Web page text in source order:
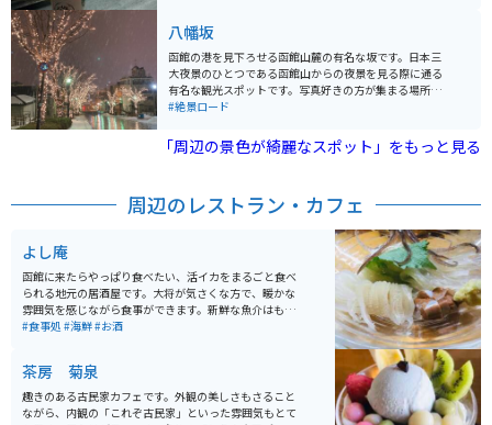
気のスポットなので、周辺には飲食店も充実していま
す。
八幡坂
函館の港を見下ろせる函館山麓の有名な坂です。日本三
大夜景のひとつである函館山からの夜景を見る際に通る
有名な観光スポットです。写真好きの方が集まる場所
で、坂の上から写真を撮っている方がたくさんいます。
#絶景ロード
「周辺の景色が綺麗なスポット」をもっと見る
周辺のレストラン・カフェ
よし庵
函館に来たらやっぱり食べたい、活イカをまるごと食べ
られる地元の居酒屋です。大将が気さくな方で、暖かな
雰囲気を感じながら食事ができます。新鮮な魚介はもち
ろん、美味しいお料理がたくさんあるので、その日のオ
満点です。
#食事処 #海鮮#お酒
茶房 菊泉
趣きのある古民家カフェです。外観の美しさもさること
ながら、内観の「これぞ古民家」といった雰囲気もとて